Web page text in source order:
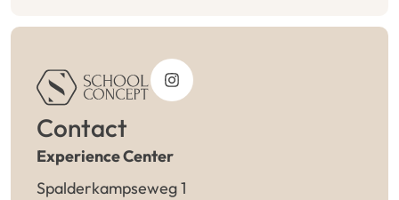
Contact
Experience Center
Spalderkampseweg 1